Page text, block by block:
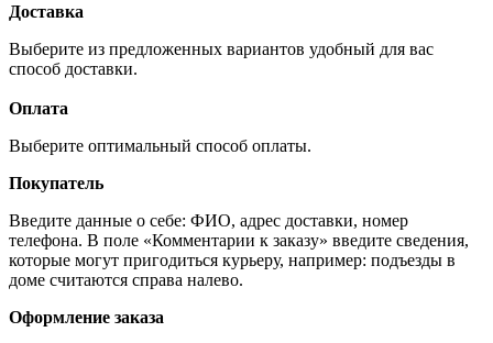
Доставка
Выберите из предложенных вариантов удобный для вас
способ доставки.
Оплата
Выберите оптимальный способ оплаты.
Покупатель
Введите данные о себе: ФИО, адрес доставки, номер
телефона. В поле «Комментарии к заказу» введите сведения,
которые могут пригодиться курьеру, например: подъезды в
доме считаются справа налево.
Оформление заказа